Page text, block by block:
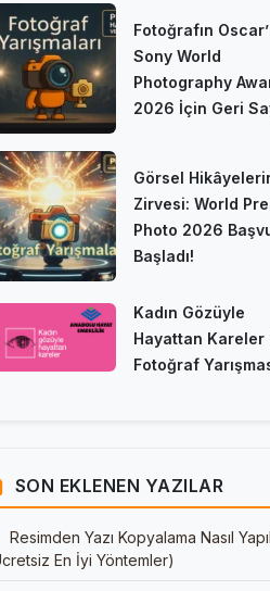
Fotoğrafın
Sony World
Photography
2026 İçin Geri
Görsel
Zirvesi: World
Photo 2026
Başladı!
Kadın Gözüyle
Hayattan Kareler
Fotoğraf
SON EKLENEN YAZILAR
Resimden Yazı Kopyalama Nasıl
En İyi Yöntemler)